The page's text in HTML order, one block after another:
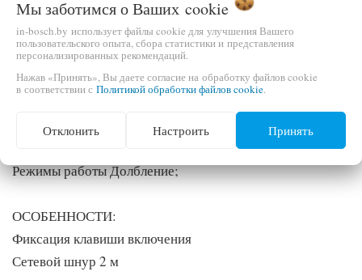
Число ударов 2900 уд/мин
Энергия удара 12 Дж
Расположение двигателя Вертикальное
Тип крепления бура SDS-Max
Режимы работы Долбление;
ОСОБЕННОСТИ:
Фиксация клавиши включения
Сетевой шнур 2 м
Мы заботимся о Ваших cookie
in-bosch.by использует файлы cookie для улучшения Вашего
пользовательского опыта, сбора статистики и представления
персонализированных рекомендаций.
Нажав «Принять», Вы даете согласие на обработку файлов cookie
в соответствии с Политикой обработки файлов cookie.
Отклонить Настроить Принять